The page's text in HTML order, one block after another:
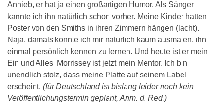
Anhieb, er hat ja einen großartigen Humor. Als Sänger
kannte ich ihn natürlich schon vorher. Meine Kinder hatten
Poster von den Smiths in ihren Zimmern hängen (lacht).
Naja, damals konnte ich mir natürlich kaum ausmalen, ihn
einmal persönlich kennen zu lernen. Und heute ist er mein
Ein und Alles. Morrissey ist jetzt mein Mentor. Ich bin
unendlich stolz, dass meine Platte auf seinem Label
erscheint. (für Deutschland ist bislang leider noch kein
Veröffentlichungstermin geplant, Anm. d. Red.)